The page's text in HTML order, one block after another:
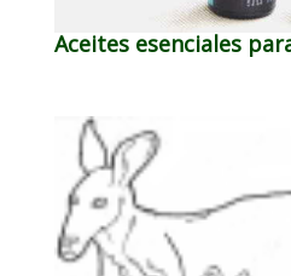
Aceites esenciales